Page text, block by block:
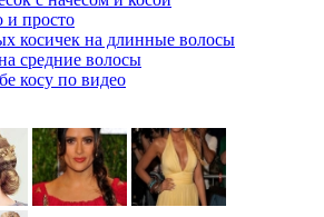
и просто
косичек на длинные волосы
средние волосы
косу по видео